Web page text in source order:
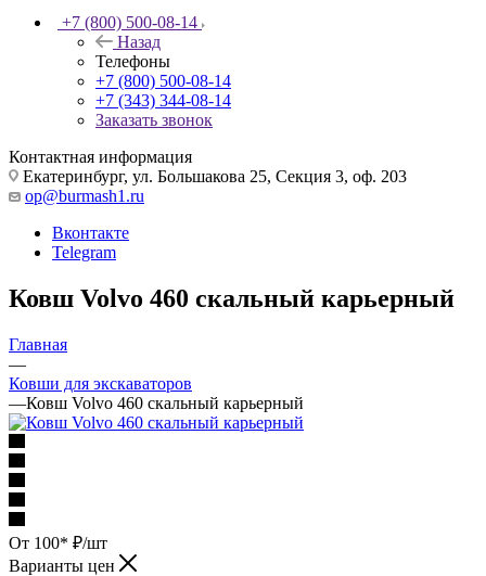
+7 (800) 500-08-14
Назад
Телефоны
+7 (800) 500-08-14
+7 (343) 344-08-14
Заказать звонок
Контактная информация
Екатеринбург, ул. Большакова 25, Секция 3, оф. 203
op@burmash1.ru
Вконтакте
Telegram
Ковш Volvo 460 скальный карьерный
Главная
—
Ковши для экскаваторов
—Ковш Volvo 460 скальный карьерный
От 100* ₽/шт
Варианты цен